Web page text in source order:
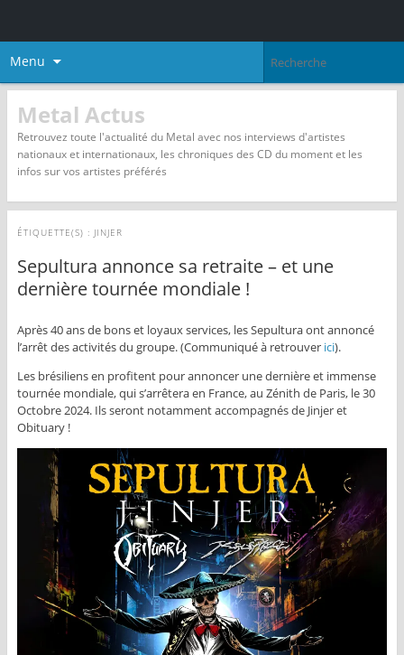
Menu
Metal Actus
Retrouvez toute l'actualité du Metal avec nos interviews d'artistes
nationaux et internationaux, les chroniques des CD du moment et les
infos sur vos artistes préférés
ÉTIQUETTE(S) : JINJER
Sepultura annonce sa retraite – et une
dernière tournée mondiale !
Après 40 ans de bons et loyaux services, les Sepultura ont annoncé
l’arrêt des activités du groupe. (Communiqué à retrouver ici).
Les brésiliens en profitent pour annoncer une dernière et immense
tournée mondiale, qui s’arrêtera en France, au Zénith de Paris, le 30
Octobre 2024. Ils seront notamment accompagnés de Jinjer et
Obituary !